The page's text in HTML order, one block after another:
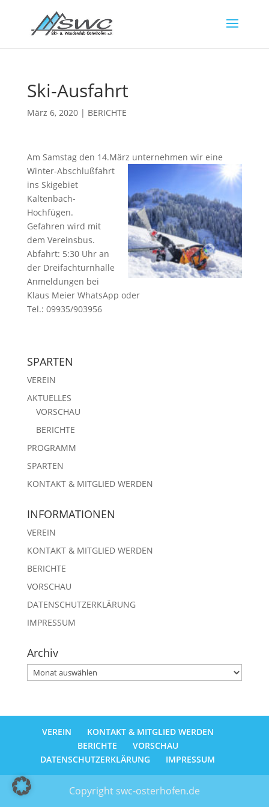
Ski-Ausfahrt
März 6, 2020| BERICHTE
Am Samstag den 14.März unternehmen wir eine
Winter-Abschlußfahrt
ins Skigebiet
Kaltenbach-
Hochfügen.
Gefahren wird mit
dem Vereinsbus.
Abfahrt: 5:30 Uhr an
der Dreifachturnhalle
Anmeldungen bei
Klaus Meier WhatsApp oder
Tel.: 09935/903956
SPARTEN
VEREIN
AKTUELLES
VORSCHAU
BERICHTE
PROGRAMM
SPARTEN
KONTAKT & MITGLIED WERDEN
INFORMATIONEN
VEREIN
KONTAKT & MITGLIED WERDEN
BERICHTE
VORSCHAU
DATENSCHUTZERKLÄRUNG
IMPRESSUM
Archiv
Archiv
VEREIN
KONTAKT & MITGLIED WERDEN
BERICHTE
VORSCHAU
DATENSCHUTZERKLÄRUNG
IMPRESSUM
Copyright swc-osterhofen.de